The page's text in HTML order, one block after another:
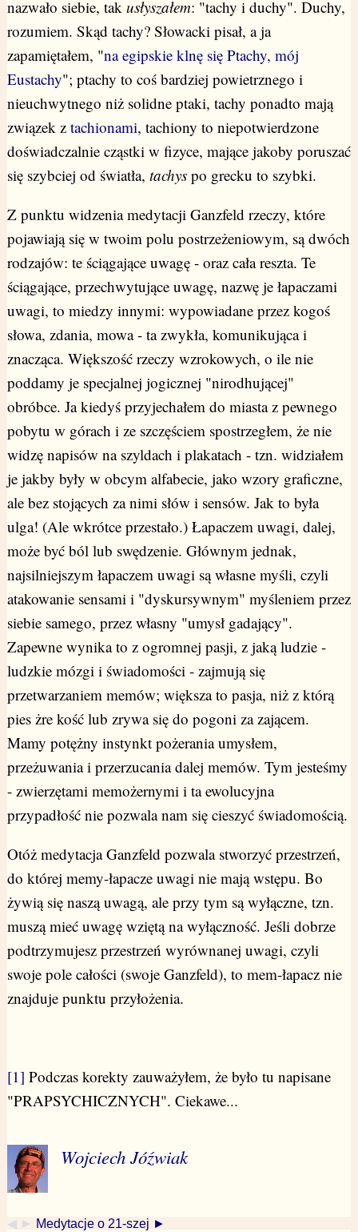
nazwało siebie, tak usłyszałem: "tachy i duchy". Duchy,
rozumiem. Skąd tachy? Słowacki pisał, a ja
zapamiętałem, "na egipskie klnę się Ptachy, mój
Eustachy"; ptachy to coś bardziej powietrznego i
nieuchwytnego niż solidne ptaki, tachy ponadto mają
związek z tachionami, tachiony to niepotwierdzone
doświadczalnie cząstki w fizyce, mające jakoby poruszać
się szybciej od światła, tachyspo grecku to szybki.
Z punktu widzenia medytacji Ganzfeld rzeczy, które
pojawiają się w twoim polu postrzeżeniowym, są dwóch
rodzajów: te ściągające uwagę - oraz cała reszta. Te
ściągające, przechwytujące uwagę, nazwę je łapaczami
uwagi, to miedzy innymi: wypowiadane przez kogoś
słowa, zdania, mowa - ta zwykła, komunikująca i
znacząca. Większość rzeczy wzrokowych, o ile nie
poddamy je specjalnej jogicznej "nirodhującej"
obróbce. Ja kiedyś przyjechałem do miasta z pewnego
pobytu w górach i ze szczęściem spostrzegłem, że nie
widzę napisów na szyldach i plakatach - tzn. widziałem
je jakby były w obcym alfabecie, jako wzory graficzne,
ale bez stojących za nimi słów i sensów. Jak to była
ulga! (Ale wkrótce przestało.) Łapaczem uwagi, dalej,
może być ból lub swędzenie. Głównym jednak,
najsilniejszym łapaczem uwagi są własne myśli, czyli
atakowanie sensami i "dyskursywnym" myśleniem przez
siebie samego, przez własny "umysł gadający".
Zapewne wynika to z ogromnej pasji, z jaką ludzie -
ludzkie mózgi i świadomości - zajmują się
przetwarzaniem memów; większa to pasja, niż z którą
pies żre kość lub zrywa się do pogoni za zającem.
Mamy potężny instynkt pożerania umysłem,
przeżuwania i przerzucania dalej memów. Tym jesteśmy
- zwierzętami memożernymi i ta ewolucyjna
przypadłość nie pozwala nam się cieszyć świadomością.
Otóż medytacja Ganzfeld pozwala stworzyć przestrzeń,
do której memy-łapacze uwagi nie mają wstępu. Bo
żywią się naszą uwagą, ale przy tym są wyłączne, tzn.
muszą mieć uwagę wziętą na wyłączność. Jeśli dobrze
podtrzymujesz przestrzeń wyrównanej uwagi, czyli
swoje pole całości (swoje Ganzfeld), to mem-łapacz nie
znajduje punktu przyłożenia.
[1] Podczas korekty zauważyłem, że było tu napisane
"PRAPSYCHICZNYCH". Ciekawe...
Wojciech Jóźwiak
◀ ► Medytacje o 21-szej ►